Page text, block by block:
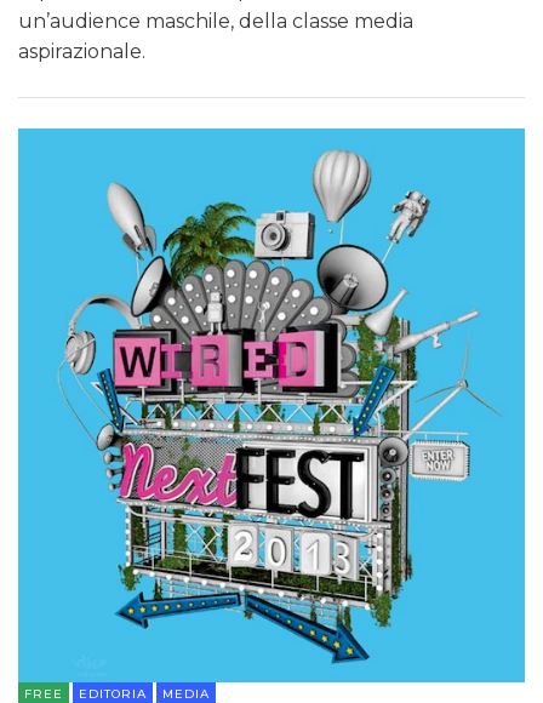
un’audience maschile, della classe media
aspirazionale.
FREE EDITORIA MEDIA